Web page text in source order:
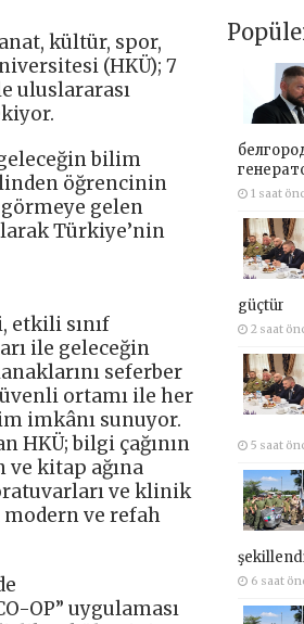
kültür, spor,
(HKÜ); 7
uluslararası
bilim
öğrencinin
gelen
Türkiye’nin
etkili sınıf
ile geleceğin
seferber
ortamı ile her
imkânı sunuyor.
HKÜ; bilgi çağının
ve kitap ağına
ve klinik
ve refah
OP” uygulaması
1 saat
güçtür
2 saat
5 saat
6 saat